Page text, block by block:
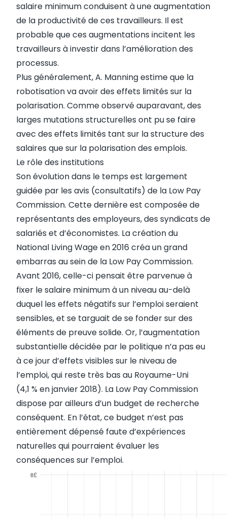
salaire minimum conduisent à une augmentation
de la productivité de ces travailleurs. Il est
probable que ces augmentations incitent les
travailleurs à investir dans l’amélioration des
processus.
Plus généralement, A. Manning estime que la
robotisation va avoir des effets limités sur la
polarisation. Comme observé auparavant, des
larges mutations structurelles ont pu se faire
avec des effets limités tant sur la structure des
salaires que sur la polarisation des emplois.
Le rôle des institutions
Son évolution dans le temps est largement
guidée par les avis (consultatifs) de la Low Pay
Commission. Cette dernière est composée de
représentants des employeurs, des syndicats de
salariés et d’économistes. La création du
National Living Wage en 2016 créa un grand
embarras au sein de la Low Pay Commission.
Avant 2016, celle-ci pensait être parvenue à
fixer le salaire minimum à un niveau au-delà
duquel les effets négatifs sur l’emploi seraient
sensibles, et se targuait de se fonder sur des
éléments de preuve solide. Or, l’augmentation
substantielle décidée par le politique n’a pas eu
à ce jour d’effets visibles sur le niveau de
l’emploi, qui reste très bas au Royaume-Uni
(4,1 % en janvier 2018). La Low Pay Commission
dispose par ailleurs d’un budget de recherche
conséquent. En l’état, ce budget n’est pas
entièrement dépensé faute d’expériences
naturelles qui pourraient évaluer les
conséquences sur l’emploi.